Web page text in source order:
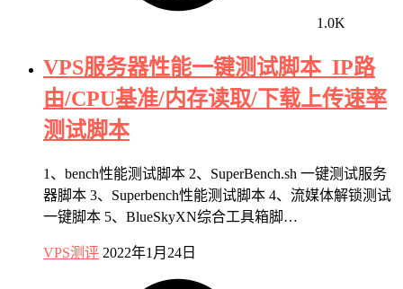
1.0K
VPS服务器性能一键测试脚本_IP路
由/CPU基准/内存读取/下载上传速率
测试脚本
1、bench性能测试脚本 2、SuperBench.sh 一键测试服务
器脚本 3、Superbench性能测试脚本 4、流媒体解锁测试
一键脚本 5、BlueSkyXN综合工具箱脚…
VPS测评 2022年1月24日